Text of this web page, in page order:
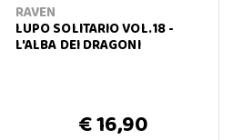
RAVEN
LUPO SOLITARIO VOL.18 -
L'ALBA DEI DRAGONI
€ 16,90